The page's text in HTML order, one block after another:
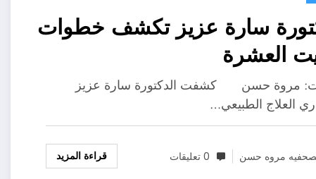
سارة عزيز تكشف خطوات
العشرة
مروة حسن كشفت الدكتورة سارة عزيز
العلاج الطبيعي…
مروه حسن 0 تعليقات قراءة المزيد